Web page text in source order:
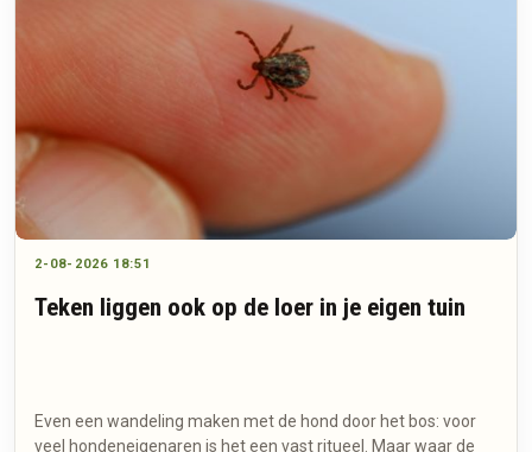
2-08-2026 18:51
Teken liggen ook op de loer in je eigen tuin
Even een wandeling maken met de hond door het bos: voor
veel hondeneigenaren is het een vast ritueel. Maar waar de